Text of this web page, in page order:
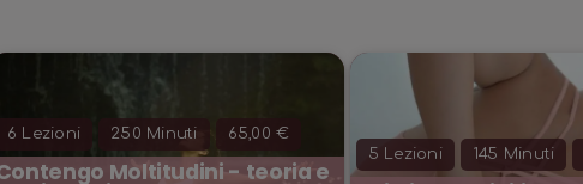
6 Lezioni 250 Minuti 65,00 €
Moltitudini - teoria e
5 Lezioni 145 Minuti